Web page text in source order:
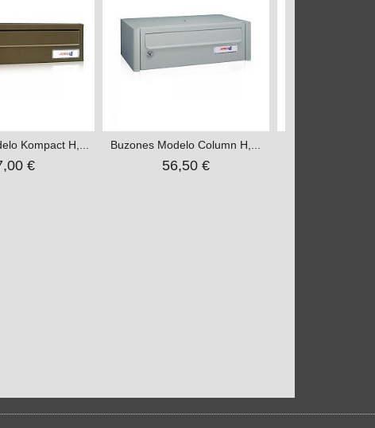
Kompact H,...
€
Buzones Modelo Column H,...
56,50 €